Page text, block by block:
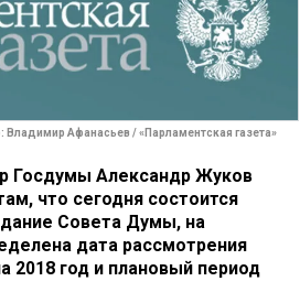
Владимир Афанасьев / «Парламентская газета»
Госдумы Александр Жуков
что сегодня состоится
Совета Думы, на
дата рассмотрения
2018 год и плановый период